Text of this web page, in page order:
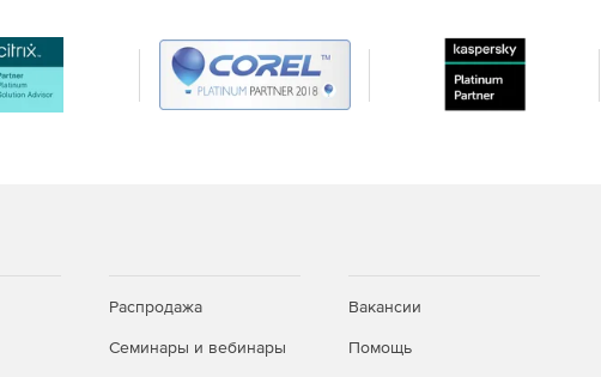
Распродажа
Семинары и вебинары
Вакансии
Помощь